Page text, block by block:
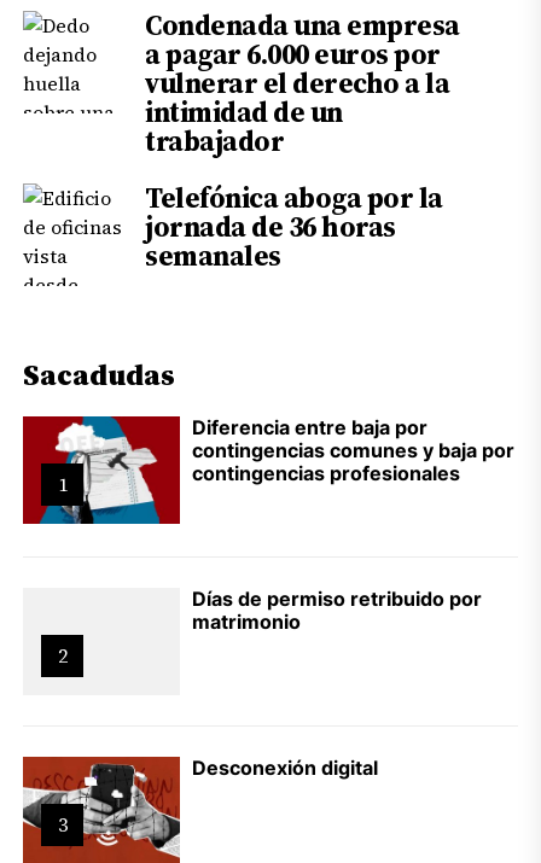
Condenada una empresa
a pagar 6.000 euros por
vulnerar el derecho a la
intimidad de un
trabajador
Telefónica aboga por la
jornada de 36 horas
semanales
Sacadudas
1
Diferencia entre baja por
contingencias comunes y baja por
contingencias profesionales
2
Días de permiso retribuido por
matrimonio
3
Desconexión digital